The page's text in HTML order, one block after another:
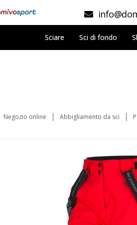
Sciare Sci di fondo
Negozio online Abbigliamento da sci